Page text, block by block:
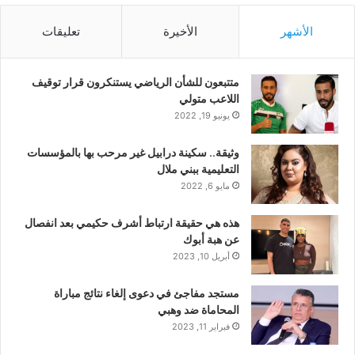
الأشهر الأخيرة تعليقات
متتبعون للشأن الرياضي يستنكرون قرار توقيف
اللاعب متولي
يونيو 19, 2022
وثيقة.. سكينة درابيل غير مرحب بها بالمؤسسات
التعليمية ببني ملال
مايو 6, 2022
هذه هي حقيقة ارتباط أشرف حكيمي بعد انفصال
عن هبة أبوك
أبريل 10, 2023
مستجد مفاجئ في دعوى إلغاء نتائج مباراة
المحاماة ضد وهبي
فبراير 11, 2023